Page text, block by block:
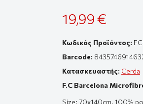
19,99 €
Κωδικός Προϊόντος:
Barcode:
Κατασκευαστής: Cerda
F.C Barcelona
Size: 70x140cm. 100%